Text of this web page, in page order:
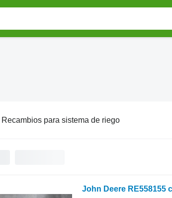
Recambios para sistema de riego
John Deere RE558155